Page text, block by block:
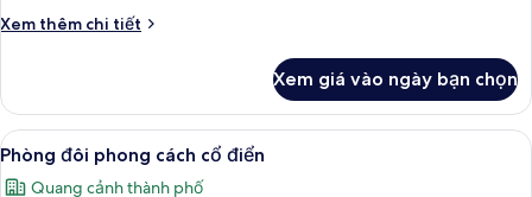
Xem thêm chi tiết
Chi
Phòng
đơn
cơ
Xem giá vào ngày bạn chọn
Xem
tất
Phòng đôi phong cách cổ điển | Bộ
7
Phòng đôi phong cách cổ điển
Quang cảnh thành phố